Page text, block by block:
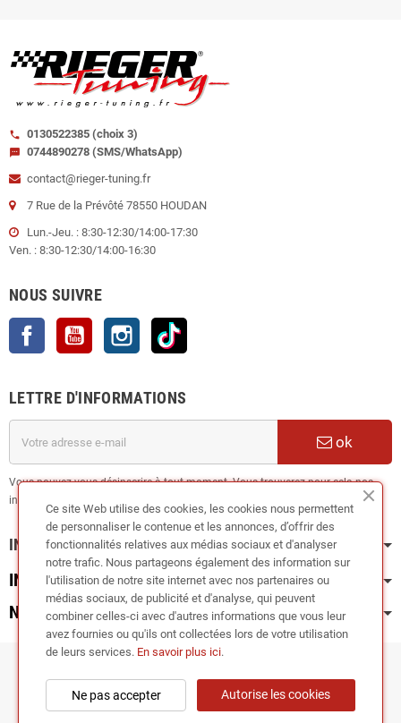
call 0130522385 (choix 3)
sms
0744890278 (SMS/WhatsApp)
contact@rieger-tuning.fr
7 Rue de la Prévôté 78550 HOUDAN
Lun.-Jeu. : 8:30-12:30/14:00-17:30
Ven. : 8:30-12:30/14:00-16:30
NOUS SUIVRE
Facebook YouTube Instagram
LETTRE D'INFORMATIONS
ok
Vous pouvez vous désinscrire à tout moment. Vous trouverez pour cela nos
informations de contact dans les conditions d'utilisation du site.
INFORMATION
INFOS PRATIQUES
NOS CATÉGORIES
TUNEDYNAMIC SAS| Fabricant de kit carrosserie et accessoires carrosserie
Ce site Web utilise des cookies, les cookies nous permettent
de personnaliser le contenue et les annonces, d’offrir des
fonctionnalités relatives aux médias sociaux et d'analyser
notre trafic. Nous partageons également des information sur
l'utilisation de notre site internet avec nos partenaires ou
médias sociaux, de publicité et d'analyse, qui peuvent
combiner celles-ci avec d'autres informations que vous leur
avez fournies ou qu'ils ont collectées lors de votre utilisation
de leurs services. En savoir plus ici.
Autorise les cookies
Ne pas accepter